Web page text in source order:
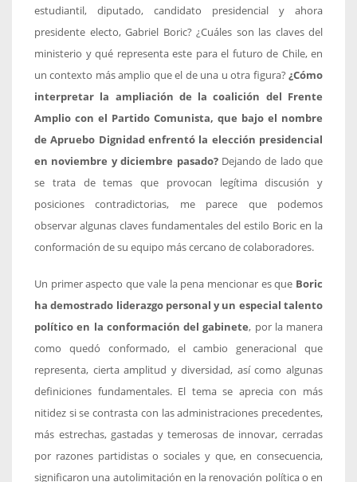
estudiantil, diputado, candidato presidencial y ahora
presidente electo, Gabriel Boric? ¿Cuáles son las claves del
ministerio y qué representa este para el futuro de Chile, en
un contexto más amplio que el de una u otra figura? ¿Cómo
interpretar la ampliación de la coalición del Frente
Amplio con el Partido Comunista, que bajo el nombre
de Apruebo Dignidad enfrentó la elección presidencial
en noviembre y diciembre pasado?Dejando de lado que
se trata de temas que provocan legítima discusión y
posiciones contradictorias, me parece que podemos
observar algunas claves fundamentales del estilo Boric en la
conformación de su equipo más cercano de colaboradores.
Un primer aspecto que vale la pena mencionar es que Boric
ha demostrado liderazgo personal y un especial talento
político en la conformación del gabinete, por la manera
como quedó conformado, el cambio generacional que
representa, cierta amplitud y diversidad, así como algunas
definiciones fundamentales. El tema se aprecia con más
nitidez si se contrasta con las administraciones precedentes,
más estrechas, gastadas y temerosas de innovar, cerradas
por razones partidistas o sociales y que, en consecuencia,
significaron una autolimitación en la renovación política o en